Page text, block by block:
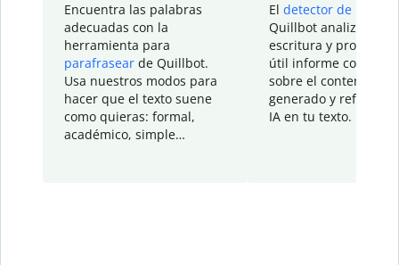
Encuentra las palabras
adecuadas con la
herramienta para
parafrasear de Quillbot.
Usa nuestros modos para
hacer que el texto suene
como quieras: formal,
académico, simple…
El detector de IA
Quillbot analiza tu
escritura y
útil informe con
sobre el contenido
generado y refinado
IA en tu texto.